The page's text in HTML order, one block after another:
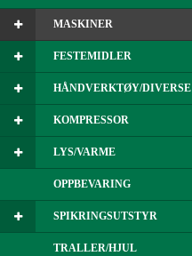
MASKINER
FESTEMIDLER
HÅNDVERKTØY/DIVERSE
KOMPRESSOR
LYS/VARME
OPPBEVARING
SPIKRINGSUTSTYR
TRALLER/HJUL